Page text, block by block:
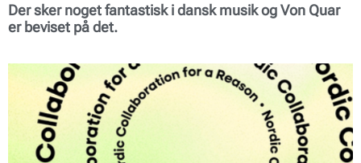
Der sker noget fantastisk i dansk musik og Von Quar
er beviset på det.